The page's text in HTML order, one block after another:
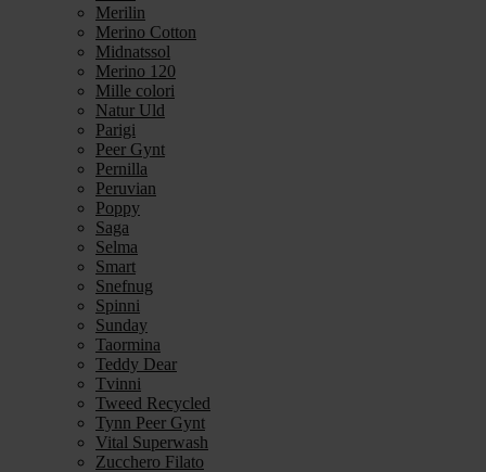
Merilin
Merino Cotton
Midnatssol
Merino 120
Mille colori
Natur Uld
Parigi
Peer Gynt
Pernilla
Peruvian
Poppy
Saga
Selma
Smart
Snefnug
Spinni
Sunday
Taormina
Teddy Dear
Tvinni
Tweed Recycled
Tynn Peer Gynt
Vital Superwash
Zucchero Filato